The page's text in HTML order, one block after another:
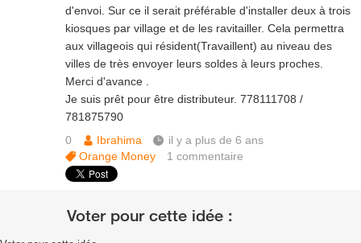
d'envoi. Sur ce il serait préférable d'installer deux à trois
kiosques par village et de les ravitailler. Cela permettra
aux villageois qui résident(Travaillent) au niveau des
villes de très envoyer leurs soldes à leurs proches.
Merci d'avance .
Je suis prêt pour être distributeur. 778111708 /
781875790
0
Ibrahima
il y a plus de 6 ans
Orange Money
1commentaire